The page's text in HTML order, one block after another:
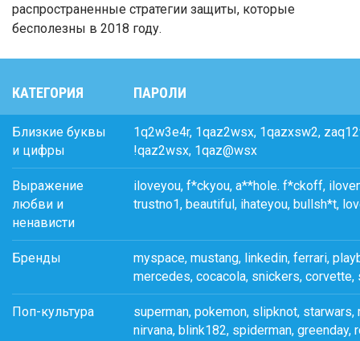
распространенные стратегии защиты, которые
бесполезны в 2018 году.
КАТЕГОРИЯ ПАРОЛИ
Близкие буквы
и цифры
1q2w3e4r, 1qaz2wsx, 1qazxsw2,
!qaz2wsx, 1qaz@wsx
Выражение
любви и
ненависти
iloveyou, f*ckyou, a**hole. f*ckoff,
trustno1, beautiful, ihateyou, bullsh*t,
Бренды
myspace, mustang, linkedin, ferrari,
mercedes, cocacola, snickers,
Поп-культура
superman, pokemon, slipknot, starwars,
nirvana, blink182, spiderman, greenday,